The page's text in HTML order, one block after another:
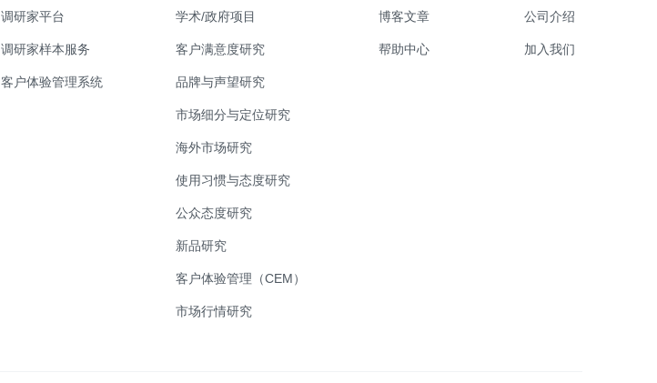
调研家平台
调研家样本服务
客户体验管理系统
学术/政府项目
客户满意度研究
品牌与声望研究
市场细分与定位研究
海外市场研究
使用习惯与态度研究
公众态度研究
新品研究
客户体验管理（CEM）
市场行情研究
博客文章
帮助中心
公司介绍
加入我们